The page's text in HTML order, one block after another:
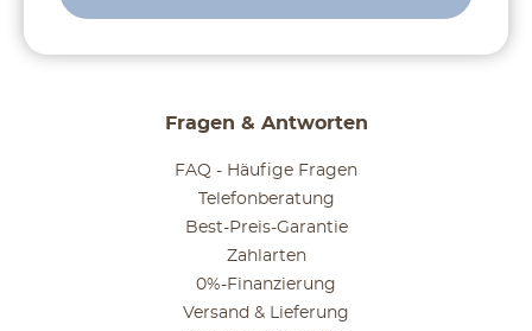
Fragen & Antworten
FAQ - Häufige Fragen
Telefonberatung
Best-Preis-Garantie
Zahlarten
0%-Finanzierung
Versand & Lieferung